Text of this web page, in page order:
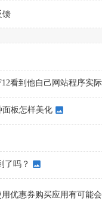
馈
看到他自己网站程序实
板怎样美化
了吗？
优惠券购买应用有可能